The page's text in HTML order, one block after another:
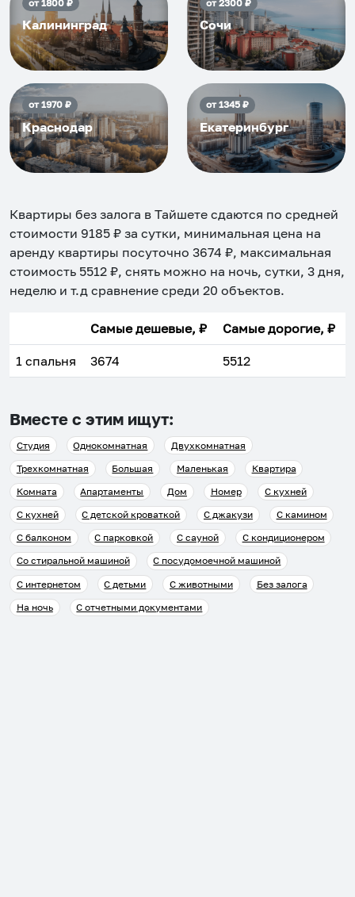
от1800₽
Калининград
от2300₽
Сочи
от1970₽
Краснодар
от1345₽
Екатеринбург
Квартиры без залога в Тайшете сдаются по средней
стоимости 9185 ₽ за сутки, минимальная цена на
аренду квартиры посуточно 3674 ₽, максимальная
стоимость 5512 ₽, снять можно на ночь, сутки, 3 дня,
неделю и т.д сравнение среди 20 объектов.
Самые дешевые, ₽ Самые дорогие, ₽
1 спальня 3674 5512
Вместе с этим ищут:
Студия Однокомнатная
Двухкомнатная
Трехкомнатная
Большая Маленькая
Квартира
Комната
Апартаменты Дом Номер
С кухней
С кухней
С детской кроваткой С джакузи
С камином
С балконом
С парковкой С сауной
С кондиционером
Со стиральной машиной
С посудомоечной машиной
С интернетом
С детьми С животными
Без залога
На ночь
С отчетными документами